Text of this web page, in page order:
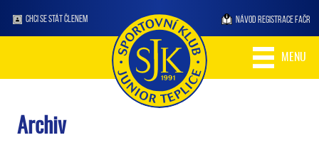
CHCI SE STÁT ČLENEM NÁVOD REGISTRACE FAČR
MENU
Archiv